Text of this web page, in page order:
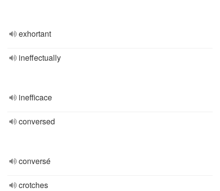
exhortant
ineffectually
inefficace
conversed
conversé
crotches